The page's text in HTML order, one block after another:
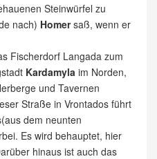
Steinwürfel zu
nach) Homersaß, wenn er
Fischerdorf Langada zum
Kardamyla im Norden,
und Tavernen
Straße in Vrontados führt
dem neunten
Es wird behauptet, hier
hinaus ist auch das